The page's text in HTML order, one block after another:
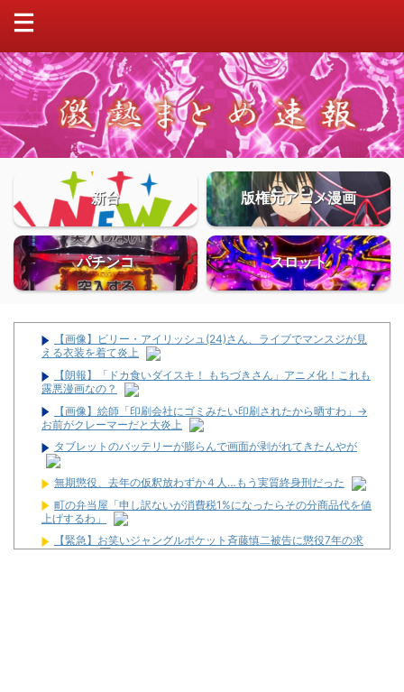
新台 版権元アニメ漫画
パチンコ スロット
【画像】ビリー・アイリッシュ(24)さん、ライブでマンスジが見
える衣装を着て炎上
【朗報】「ドカ食いダイスキ！ もちづきさん」アニメ化！これも
露悪漫画なの？
【画像】絵師「印刷会社にゴミみたい印刷されたから晒すわ」→
お前がクレーマーだと大炎上
タブレットのバッテリーが膨らんで画面が剥がれてきたんやが
無期懲役、去年の仮釈放わずか４人…もう実質終身刑だった
町の弁当屋「申し訳ないが消費税1%になったらその分商品代を値
上げするわ」
【緊急】お笑いジャングルポケット斉藤慎二被告に懲役7年の求
刑←これ…